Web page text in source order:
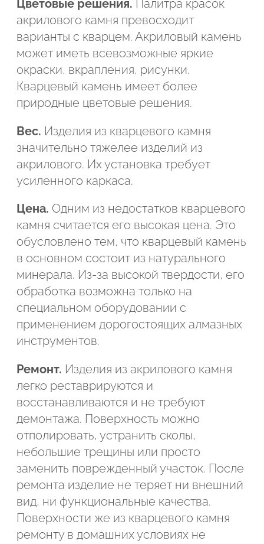
Цветовые решения. Палитра красок
акрилового камня превосходит
варианты с кварцем. Акриловый камень
может иметь всевозможные яркие
окраски, вкрапления, рисунки.
Кварцевый камень имеет более
природные цветовые решения.
Вес. Изделия из кварцевого камня
значительно тяжелее изделий из
акрилового. Их установка требует
усиленного каркаса.
Цена. Одним из недостатков кварцевого
камня считается его высокая цена. Это
обусловлено тем, что кварцевый камень
в основном состоит из натурального
минерала. Из-за высокой твердости, его
обработка возможна только на
специальном оборудовании с
применением дорогостоящих алмазных
инструментов.
Ремонт. Изделия из акрилового камня
легко реставрируются и
восстанавливаются и не требуют
демонтажа. Поверхность можно
отполировать, устранить сколы,
небольшие трещины или просто
заменить поврежденный участок. После
ремонта изделие не теряет ни внешний
вид, ни функциональные качества.
Поверхности же из кварцевого камня
ремонту в домашних условиях не